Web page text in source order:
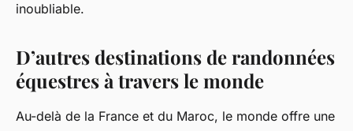
inoubliable.
D’autres destinations de randonnées
équestres à travers le monde
Au-delà de la France et du Maroc, le monde offre une